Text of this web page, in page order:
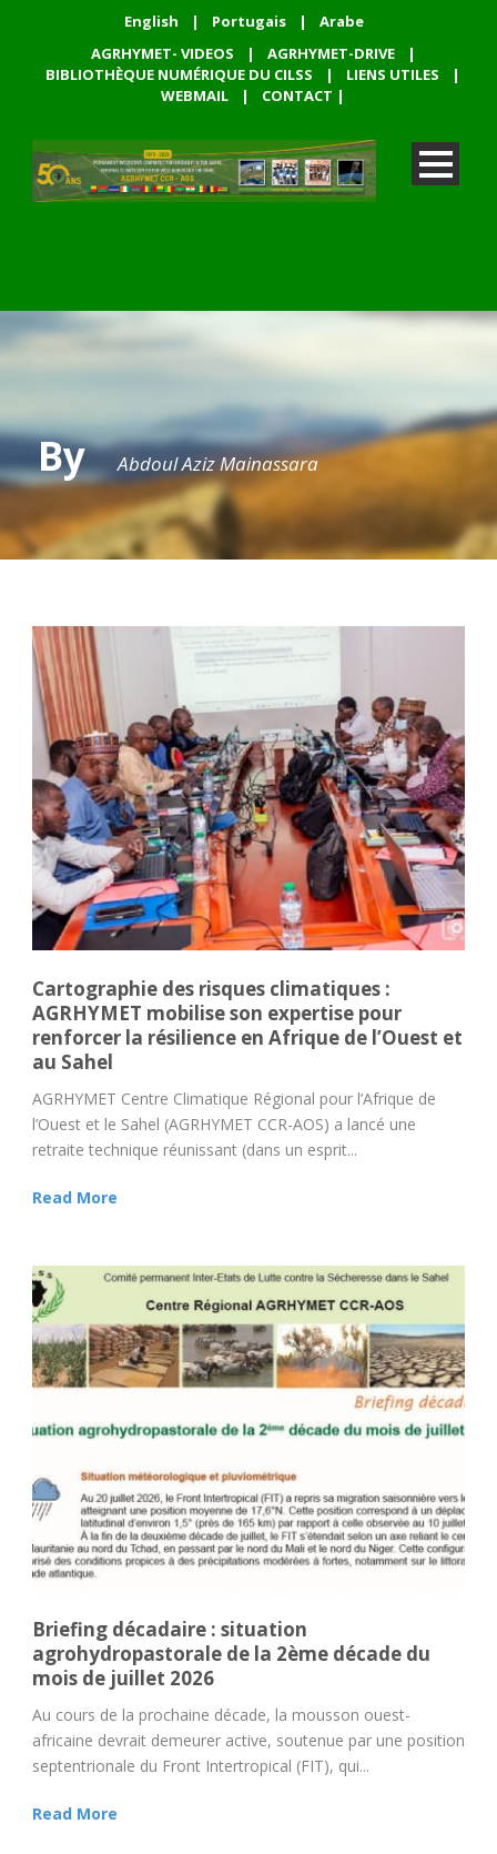
English | Portugais |
Arabe
AGRHYMET- VIDEOS
| AGRHYMET-DRIVE
|
BIBLIOTHÈQUE NUMÉRIQUE DU CILSS
| LIENS UTILES
|
WEBMAIL
| CONTACT |
By Abdoul Aziz Mainassara
Cartographie des risques climatiques :
AGRHYMET mobilise son expertise pour
renforcer la résilience en Afrique de l’Ouest et
au Sahel
AGRHYMET Centre Climatique Régional pour l’Afrique de
l’Ouest et le Sahel (AGRHYMET CCR-AOS) a lancé une
retraite technique réunissant (dans un esprit...
Read More
Briefing décadaire : situation
agrohydropastorale de la 2ème décade du
mois de juillet 2026
Au cours de la prochaine décade, la mousson ouest-
africaine devrait demeurer active, soutenue par une position
septentrionale du Front Intertropical (FIT), qui...
Read More